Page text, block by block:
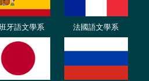
牙語文學系 法國語文學系